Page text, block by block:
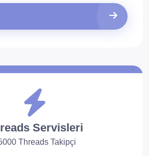
Servisleri
Threads Takipçi